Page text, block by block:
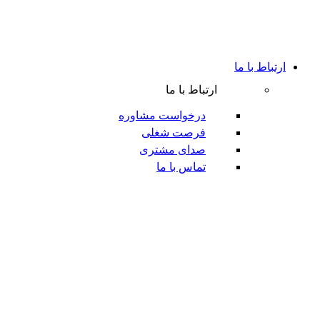
ارتباط با ما
ارتباط با ما
درخواست مشاوره
فرصت شغلی
صدای مشتری
تماس با ما